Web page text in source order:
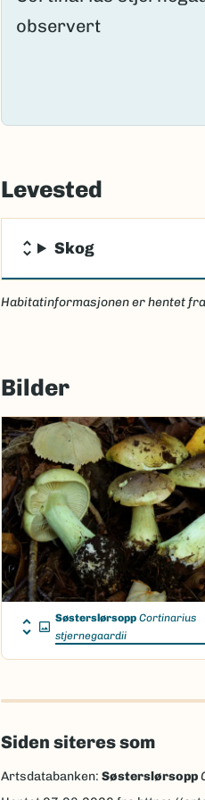
Levested
Skog
Habitatinformasjonen er hentet
Bilder
Søsterslørsopp Cortinarius
stjernegaardii
Siden siteres som
Artsdatabanken: Søsterslørsopp